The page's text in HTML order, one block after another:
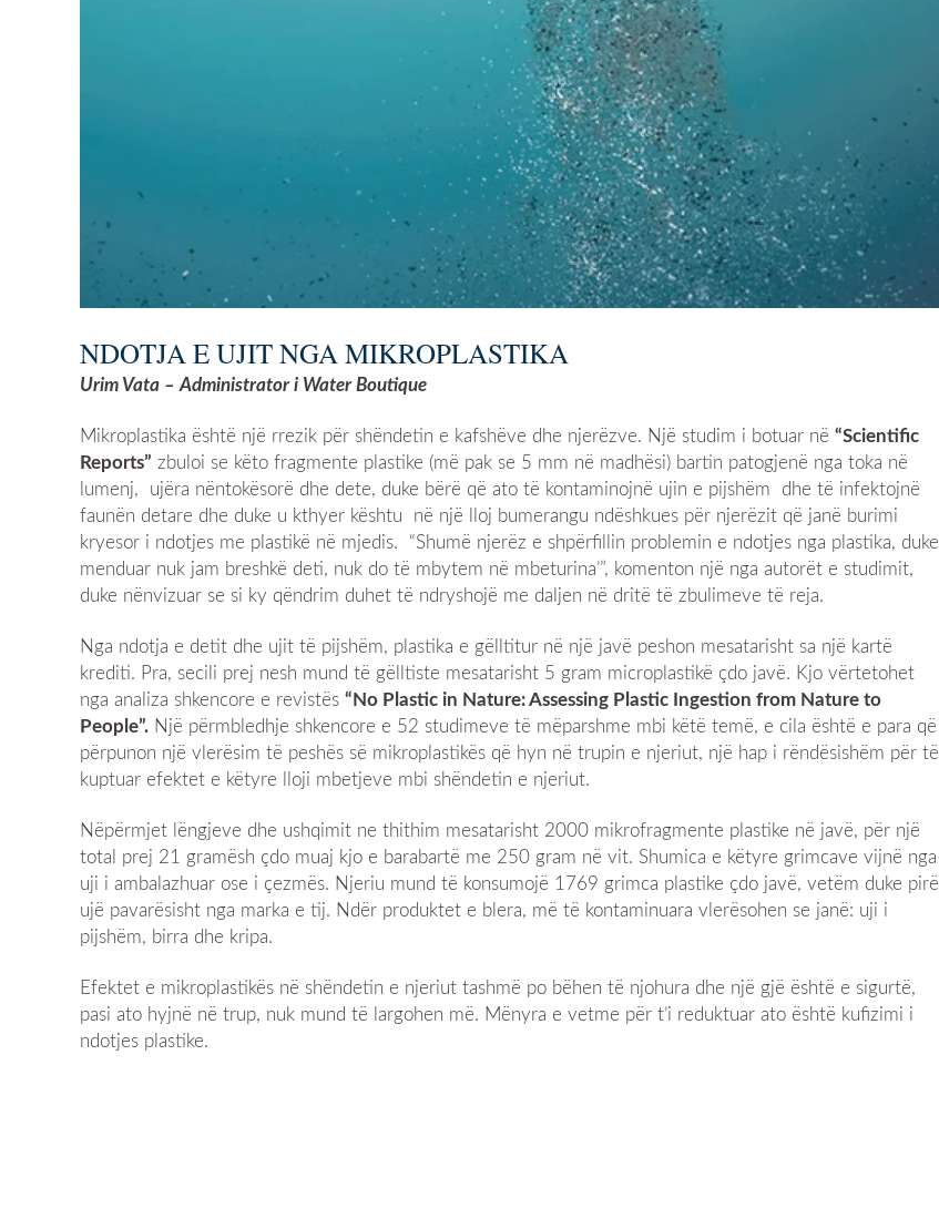
NDOTJA E UJIT NGA MIKROPLASTIKA
Urim Vata – Administrator i Water Boutique
Mikroplastika është një rrezik për shëndetin e kafshëve dhe njerëzve. Një studim i botuar në “Scientific
Reports” zbuloi se këto fragmente plastike (më pak se 5 mm në madhësi) bartin patogjenë nga toka në
lumenj, ujëra nëntokësorë dhe dete, duke bërë që ato të kontaminojnë ujin e pijshëm dhe të infektojnë
faunën detare dhe duke u kthyer kështu në një lloj bumerangu ndëshkues për njerëzit që janë burimi
kryesor i ndotjes me plastikë në mjedis. “Shumë njerëz e shpërfillin problemin e ndotjes nga plastika, duke
menduar nuk jam breshkë deti, nuk do të mbytem në mbeturina’”, komenton një nga autorët e studimit,
duke nënvizuar se si ky qëndrim duhet të ndryshojë me daljen në dritë të zbulimeve të reja.
Nga ndotja e detit dhe ujit të pijshëm, plastika e gëlltitur në një javë peshon mesatarisht sa një kartë
krediti. Pra, secili prej nesh mund të gëlltiste mesatarisht 5 gram microplastikë çdo javë. Kjo vërtetohet
nga analiza shkencore e revistës “No Plastic in Nature: Assessing Plastic Ingestion from Nature to
People”. Një përmbledhje shkencore e 52 studimeve të mëparshme mbi këtë temë, e cila është e para që
përpunon një vlerësim të peshës së mikroplastikës që hyn në trupin e njeriut, një hap i rëndësishëm për të
kuptuar efektet e këtyre lloji mbetjeve mbi shëndetin e njeriut.
Nëpërmjet lëngjeve dhe ushqimit ne thithim mesatarisht 2000 mikrofragmente plastike në javë, për një
total prej 21 gramësh çdo muaj kjo e barabartë me 250 gram në vit. Shumica e këtyre grimcave vijnë nga
uji i ambalazhuar ose i çezmës. Njeriu mund të konsumojë 1769 grimca plastike çdo javë, vetëm duke pirë
ujë pavarësisht nga marka e tij. Ndër produktet e blera, më të kontaminuara vlerësohen se janë: uji i
pijshëm, birra dhe kripa.
Efektet e mikroplastikës në shëndetin e njeriut tashmë po bëhen të njohura dhe një gjë është e sigurtë,
pasi ato hyjnë në trup, nuk mund të largohen më. Mënyra e vetme për t’i reduktuar ato është kufizimi i
ndotjes plastike.